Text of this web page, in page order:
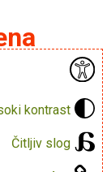
kontrast
Čitljiv slog